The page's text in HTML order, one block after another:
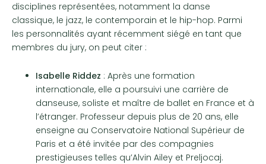
disciplines représentées, notamment la danse
classique, le jazz, le contemporain et le hip-hop. Parmi
les personnalités ayant récemment siégé en tant que
membres du jury, on peut citer :
Isabelle Riddez : Après une formation
internationale, elle a poursuivi une carrière de
danseuse, soliste et maître de ballet en France et à
l’étranger. Professeur depuis plus de 20 ans, elle
enseigne au Conservatoire National Supérieur de
Paris et a été invitée par des compagnies
prestigieuses telles qu’Alvin Ailey et Preljocaj.